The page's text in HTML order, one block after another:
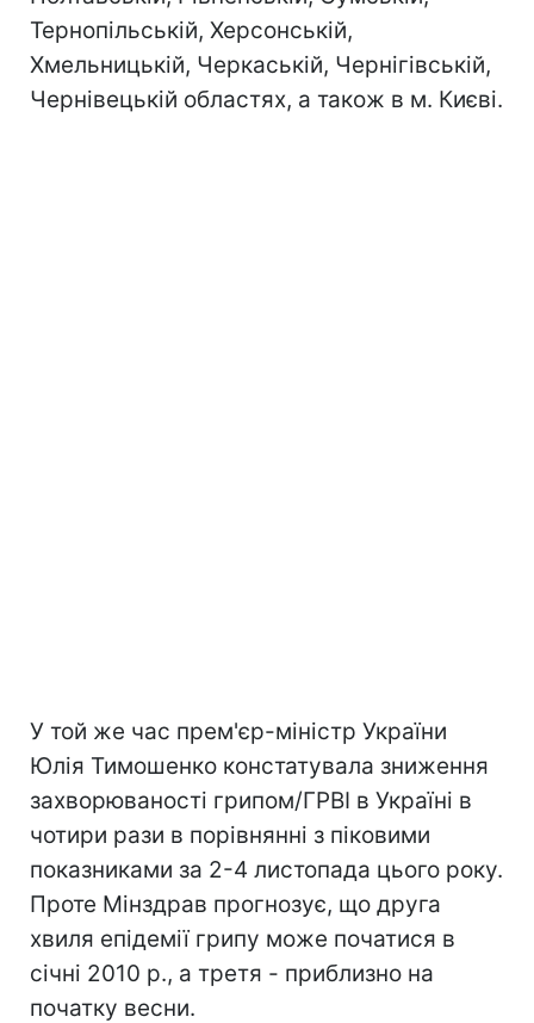
Тернопільській, Херсонській,
Хмельницькій, Черкаській, Чернігівській,
Чернівецькій областях, а також в м. Києві.
У той же час прем'єр-міністр України
Юлія Тимошенко констатувала зниження
захворюваності грипом/ГРВІ в Україні в
чотири рази в порівнянні з піковими
показниками за 2-4 листопада цього року.
Проте Мінздрав прогнозує, що друга
хвиля епідемії грипу може початися в
січні 2010 р., а третя - приблизно на
початку весни.